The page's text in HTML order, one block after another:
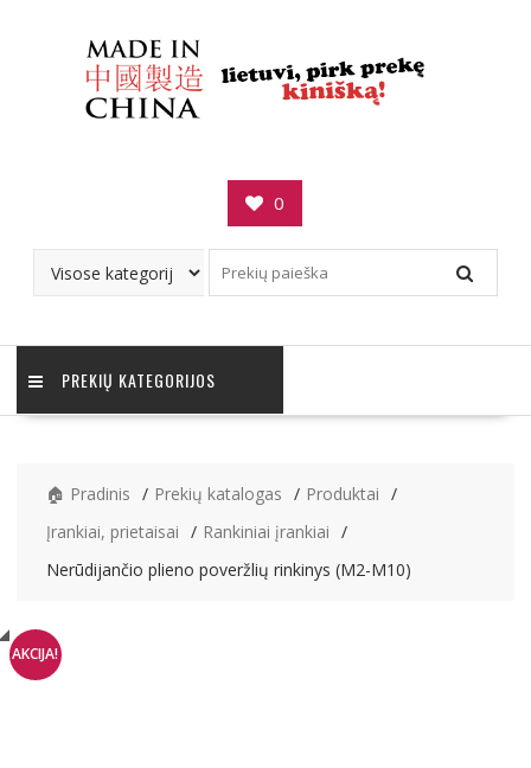
0
PREKIŲ KATEGORIJOS
🏠 Pradinis Prekių katalogas
Produktai
Įrankiai, prietaisai
Rankiniai įrankiai
Nerūdijančio plieno poveržlių rinkinys (M2-M10)
AKCIJA!